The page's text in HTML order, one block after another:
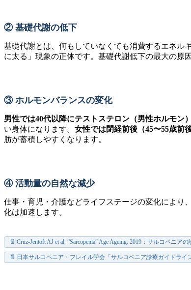
② 基礎代謝の低下
基礎代謝とは、何もしていなくても消費するエネル
に太る」現象の正体です。基礎代謝低下の最大の原
③ ホルモンバランスの変化
男性では40代以降にテストステロン（男性ホルモン
い身体になります。 女性では閉経前後（45〜55歳前
肪が蓄積しやすくなります。
④ 活動量の自然な減少
仕事・育児・介護などライフステージの変化により、
化は加速します。
📄 Cruz-Jentoft AJ et al. “Sarcopenia” Age Ageing. 2019：サルコペニ
📄 日本サルコペニア・フレイル学会「サルコペニア診療ガイドライン